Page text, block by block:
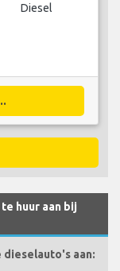
Diesel
huur aan bij
aan: